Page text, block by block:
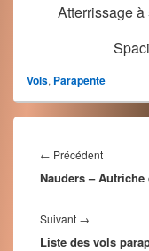
Atterrissage
Vols, Parapente
de
l’article
← PrécédentArticle
Nauders – Autriche
Suivant →
suivant :
Liste des vols